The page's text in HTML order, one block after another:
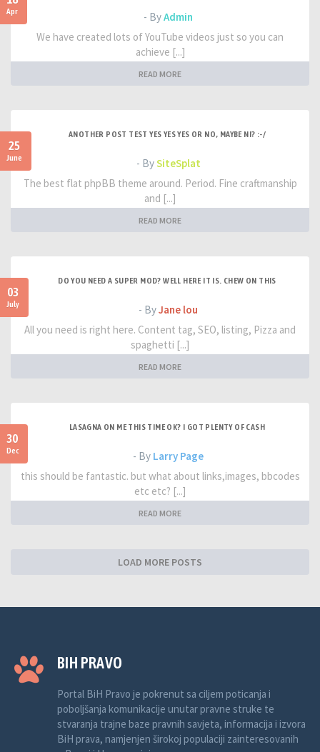
Apr - ByAdmin
We have created lots of YouTube videos just so you can
achieve [...]
READ MORE
25
June
ANOTHER POST TEST YES YES YES OR NO, MAYBE NI? :-/
- BySiteSplat
The best flat phpBB theme around. Period. Fine craftmanship
and [...]
READ MORE
03
July
DO YOU NEED A SUPER MOD? WELL HERE IT IS. CHEW ON THIS
- ByJane lou
All you need is right here. Content tag, SEO, listing, Pizza and
spaghetti [...]
READ MORE
30
Dec
LASAGNA ON ME THIS TIME OK? I GOT PLENTY OF CASH
- By Larry Page
this should be fantastic. but what about links,images, bbcodes
etc etc? [...]
READ MORE
LOAD MORE POSTS
BIH PRAVO
Portal BiH Pravo je pokrenut sa ciljem poticanja i
poboljšanja komunikacije unutar pravne struke te
stvaranja trajne baze pravnih savjeta, informacija i izvora
BiH prava, namjenjen širokoj populaciji zainteresovanih